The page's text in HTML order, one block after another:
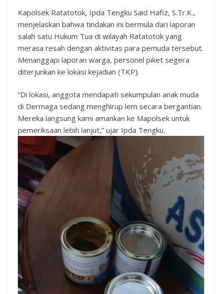
Kapolsek Ratatotok, Ipda Tengku Said Hafiz, S.Tr.K.,
menjelaskan bahwa tindakan ini bermula dari laporan
salah satu Hukum Tua di wilayah Ratatotok yang
merasa resah dengan aktivitas para pemuda tersebut.
Menanggapi laporan warga, personel piket segera
diterjunkan ke lokasi kejadian (TKP).
“Di lokasi, anggota mendapati sekumpulan anak muda
di Dermaga sedang menghirup lem secara bergantian.
Mereka langsung kami amankan ke Mapolsek untuk
pemeriksaan lebih lanjut,” ujar Ipda Tengku.